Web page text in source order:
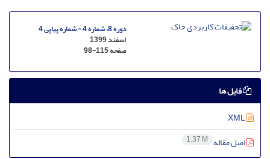
دوره 8، شماره 4 - شماره پیاپی 4
اسفند 1399
صفحه98-115
فایل ها
اصل مقاله 1.37 M